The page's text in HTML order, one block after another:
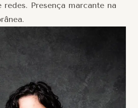
redes. Presença marcante na